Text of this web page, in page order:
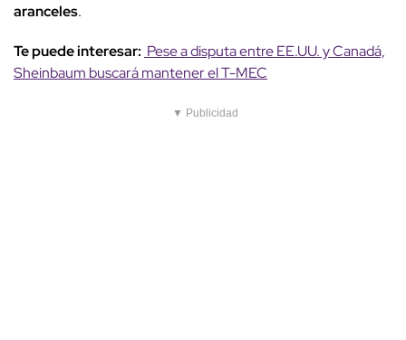
aranceles.
Te puede interesar: Pese a disputa entre EE.UU. y Canadá,
Sheinbaum buscará mantener el T-MEC
▼ Publicidad